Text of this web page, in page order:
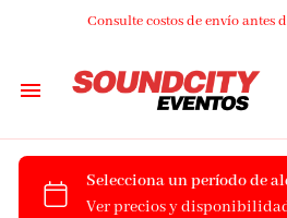
Consulte costos de envío antes
Audio
Luces